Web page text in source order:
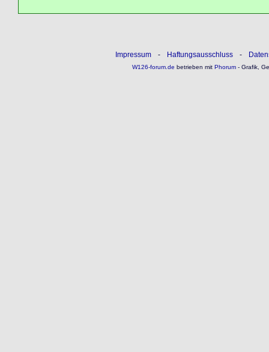
Impressum - Haftungsausschluss -
W126-forum.de betrieben mitPhorum- Grafik,